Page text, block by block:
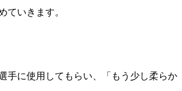
ていきます。
手に使用してもらい、「もう少し柔らか